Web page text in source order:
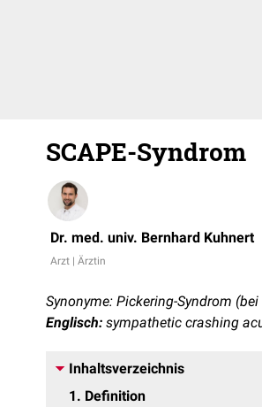
SCAPE-Syndrom
Dr. med. univ. Bernhard Kuhnert
Arzt | Ärztin
Synonyme: Pickering-Syndrom (bei
Englisch: sympathetic crashing
Inhaltsverzeichnis
1
Definition